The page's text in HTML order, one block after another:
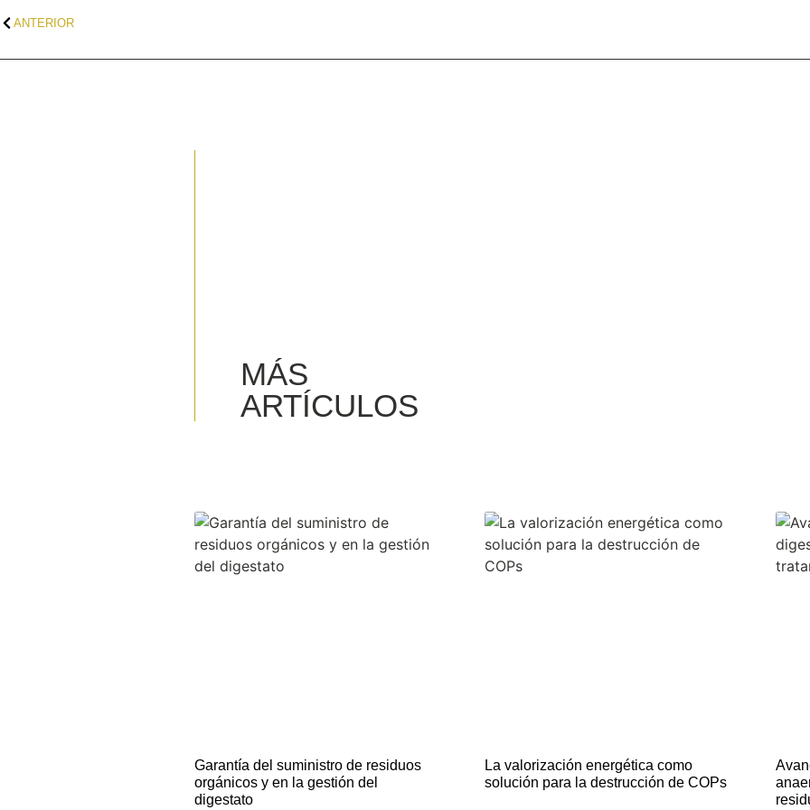
ANTERIOR
MÁS
ARTÍCULOS
Garantía del suministro de residuos
orgánicos y en la gestión del
digestato
La valorización energética como
solución para la destrucción de COPs